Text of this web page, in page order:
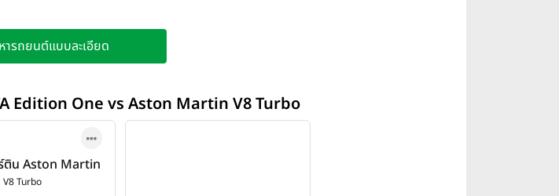
ารถยนต์แบบละเอียด
Edition One vs Aston Martin V8 Turbo
ติน Aston Martin
Turbo ปี 2020
V8 Turbo